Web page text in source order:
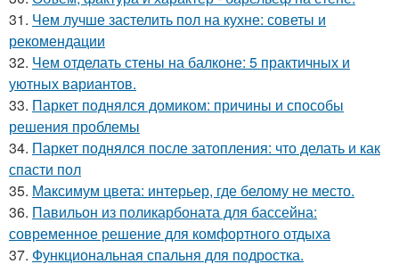
31. Чем лучше застелить пол на кухне: советы и
рекомендации
32. Чем отделать стены на балконе: 5 практичных и
уютных вариантов.
33. Паркет поднялся домиком: причины и способы
решения проблемы
34. Паркет поднялся после затопления: что делать и как
спасти пол
35. Максимум цвета: интерьер, где белому не место.
36. Павильон из поликарбоната для бассейна:
современное решение для комфортного отдыха
37. Функциональная спальня для подростка.